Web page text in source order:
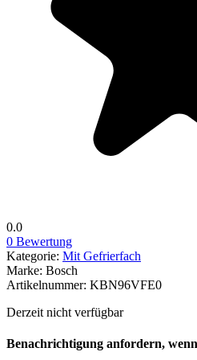
0.0
0 Bewertung
Kategorie: Mit Gefrierfach
Marke: Bosch
Artikelnummer: KBN96VFE0
Derzeit nicht verfügbar
Benachrichtigung anfordern,